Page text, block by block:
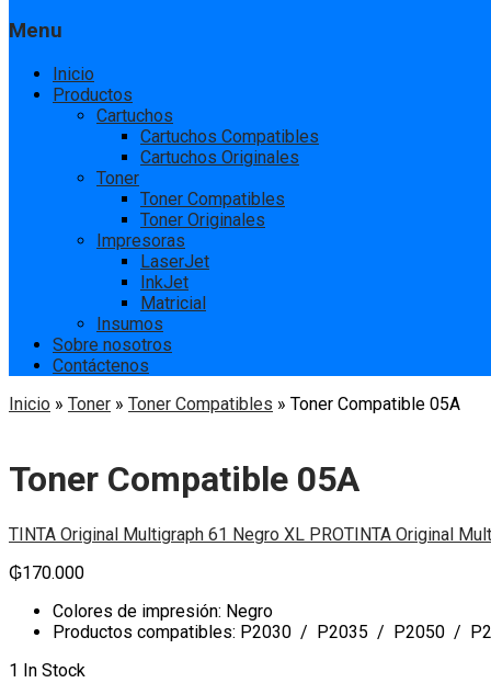
Menu
Inicio
Productos
Cartuchos
Cartuchos Compatibles
Cartuchos Originales
Toner
Toner Compatibles
Toner Originales
Impresoras
LaserJet
InkJet
Matricial
Insumos
Sobre nosotros
Contáctenos
Inicio » Toner » Toner Compatibles » Toner Compatible 05A
Toner Compatible 05A
TINTA Original Multigraph 61 Negro XL PROTINTA Original
₲170.000
Colores de impresión: Negro
Productos compatibles: P2030 / P2035 / P2050 /
1 In Stock